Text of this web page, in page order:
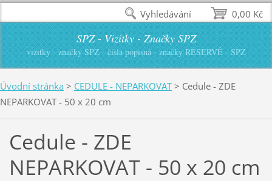
SPZ - Vizitky - Značky SPZ
vizitky - značky SPZ - čísla popisná - značky RÉSERVÉ - SPZ
Úvodní stránka > CEDULE - NEPARKOVAT > Cedule - ZDE
NEPARKOVAT - 50 x 20 cm
Cedule - ZDE
NEPARKOVAT - 50 x 20 cm
0,00 Kč
Vyhledávání